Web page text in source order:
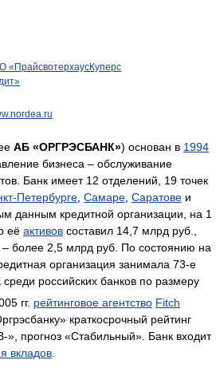
«ПрайсвотерхаусКуперс
АБ «ОРГРЭСБАНК») основан в 1994
бизнеса – обслуживание
Банк имеет 12 отделений, 19 точек
Петербурге Самаре Саратове и
данным кредитной организации, на 1
её активов составил 14,7 млрд руб.,
– более 2,5 млрд руб. По состоянию на
организация занимала 73-е
российских банков по размеру
гг. рейтинговое агентство Fitch
краткосрочный рейтинг
», прогноз «Стабильный». Банк входит
вкладов